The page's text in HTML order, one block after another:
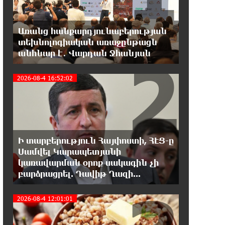
պարունակությունը գրեթե ամբողջ
շաբաթ գերազանցել է թույլատրելի սահմանը
18:40:08 8-08-2026
Իրանը պատրաստ է բացել
ընդունի հանրապետության պայմանները
18:21:30 8-08-2026
Երևանում անցկացվել է
հաշմանդամություն ունեցող
անձանց միջազգային մարզական փառատոն
18:02:58 8-08-2026
Դմիտրի Մեդվեդև. Արևմուտքի
նկատմամբ կրկնում է վրացական սցենարը
Առանց հանքարդյունաբերության
տեխնոլոգիական առաջընթացն
անհնար է․ Վարդան Ջհանյան
2026-08-4 16:52:02
Ի տարբերություն Հայփոստի, ՀԷՑ-ը
Սամվել Կարապետյանի
կառավարման օրոք սակագին չի
բարձրացրել. Դավիթ Ղազի...
2
2026-08-4 12:01:01